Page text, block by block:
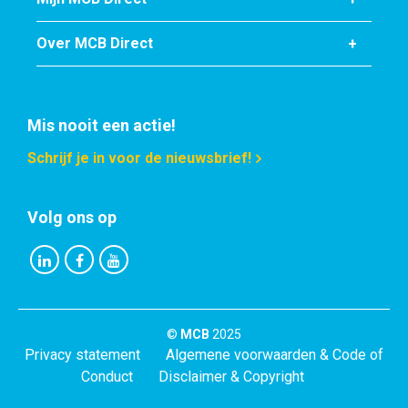
2480-0610-14
Omschrijving
Titanium Gr2 (3.7035) rond 14 mm
Stuks gewicht in kg
Selecteer
2480-0610-15
Omschrijving
Titanium Gr2 (3.7035) rond 15 mm
Stuks gewicht in kg
Selecteer
Over MCB Direct
Mis nooit een actie!
Schrijf je in voor de nieuwsbrief!
Volg ons op
© MCB 2025
Privacy statement
Algemene voorwaarden & Code of
Conduct
Disclaimer & Copyright